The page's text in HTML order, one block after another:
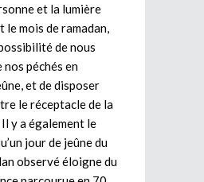
et la lumière
le mois de ramadan,
de nous
péchés en
et de disposer
le réceptacle de la
y a également le
jour de jeûne du
observé éloigne du